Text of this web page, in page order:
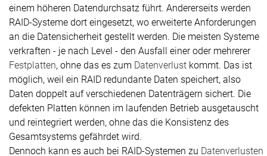
einem höheren Datendurchsatz führt. Andererseits werden
RAID-Systeme dort eingesetzt, wo erweiterte Anforderungen
an die Datensicherheit gestellt werden. Die meisten Systeme
verkraften - je nach Level - den Ausfall einer oder mehrerer
Festplatten, ohne das es zum Datenverlust kommt. Das ist
möglich, weil ein RAID redundante Daten speichert, also
Daten doppelt auf verschiedenen Datenträgern sichert. Die
defekten Platten können im laufenden Betrieb ausgetauscht
und reintegriert werden, ohne das die Konsistenz des
Gesamtsystems gefährdet wird.
Dennoch kann es auch bei RAID-Systemen zu Datenverlusten